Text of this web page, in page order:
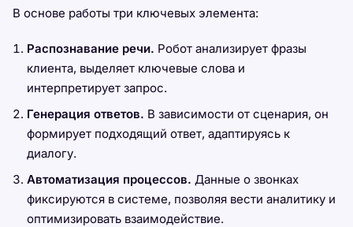
В основе работы три ключевых элемента:
Распознавание речи. Робот анализирует фразы
клиента, выделяет ключевые слова и
интерпретирует запрос.
Генерация ответов. В зависимости от сценария, он
формирует подходящий ответ, адаптируясь к
диалогу.
Автоматизация процессов. Данные о звонках
фиксируются в системе, позволяя вести аналитику и
оптимизировать взаимодействие.